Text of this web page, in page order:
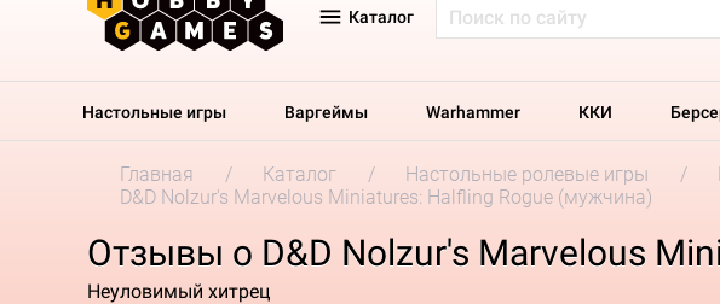
Каталог
Настольные игры Варгеймы Warhammer ККИ
Главная Каталог Настольные ролевые игры
D&D Nolzur's Marvelous Miniatures: Halfling Rogue (мужчина)
Отзывы о D&D Nolzur's Marvelous
Неуловимый хитрец